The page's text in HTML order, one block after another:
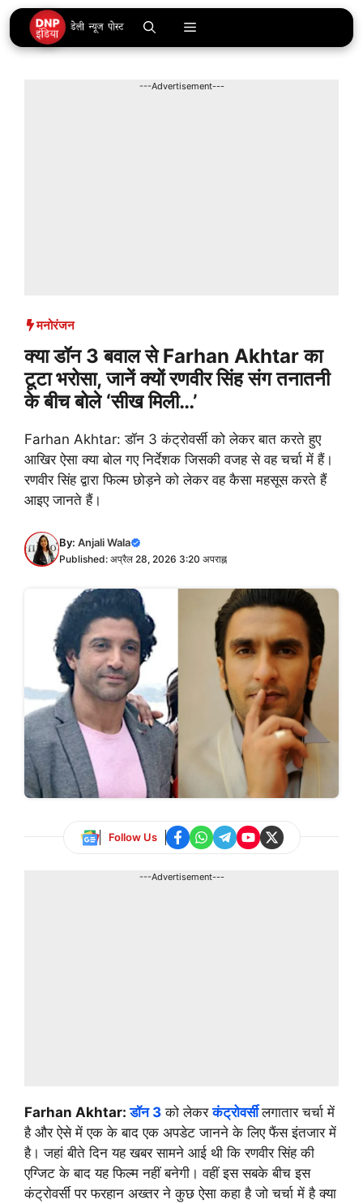
Skip
to
content
Menu
---Advertisement---
मनोरंजन
क्या डॉन 3 बवाल से Farhan Akhtar का
टूटा भरोसा, जानें क्यों रणवीर सिंह संग तनातनी
के बीच बोले ‘सीख मिली…’
Farhan Akhtar: डॉन 3 कंट्रोवर्सी को लेकर बात करते हुए
आखिर ऐसा क्या बोल गए निर्देशक जिसकी वजह से वह चर्चा में हैं।
रणवीर सिंह द्वारा फिल्म छोड़ने को लेकर वह कैसा महसूस करते हैं
आइए जानते हैं।
By: Anjali Wala
Published: अप्रैल 28, 2026 3:20 अपराह्न
Follow Us
---Advertisement---
Farhan Akhtar:डॉन 3 को लेकरकंट्रोवर्सी लगातार चर्चा में
है और ऐसे में एक के बाद एक अपडेट जानने के लिए फैंस इंतजार में
है। जहां बीते दिन यह खबर सामने आई थी कि रणवीर सिंह की
एग्जिट के बाद यह फिल्म नहीं बनेगी। वहीं इस सबके बीच इस
कंट्रोवर्सी पर फरहान अख्तर ने कुछ ऐसा कहा है जो चर्चा में है क्या